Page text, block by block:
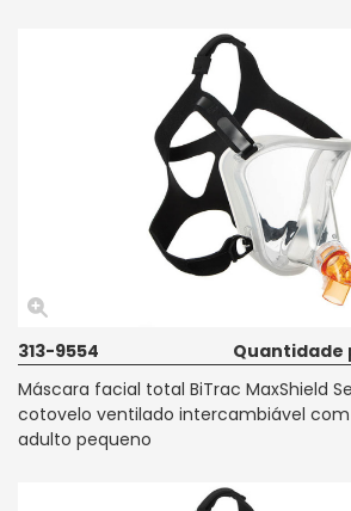
313-9554
Quantidade
Máscara facial total BiTrac MaxShield
cotovelo ventilado intercambiável
adulto pequeno